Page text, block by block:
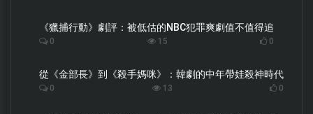
《獵捕行動》劇評：被低估的NBC犯罪爽劇值不值得追
0 15 0
從《金部長》到《殺手媽咪》：韓劇的中年帶娃殺神時代
0 13 0